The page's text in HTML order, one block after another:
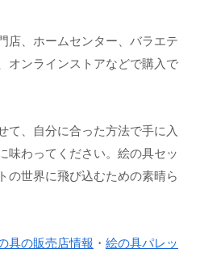
店、ホームセンター、バラエテ
オンラインストアなどで購入で
て、自分に合った方法で手に入
味わってください。絵の具セッ
の世界に飛び込むための素晴ら
具の販売店情報 ・ 絵の具パレッ